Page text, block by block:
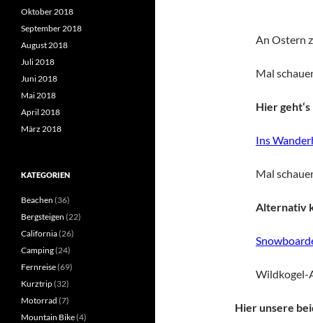
An Ostern
Mal
Hier geht‘s
Ins
Mal
Alternativ
Wildkogel-
Hier unsere
Oktober 2018
September 2018
August 2018
Juli 2018
Juni 2018
Mai 2018
April 2018
März 2018
KATEGORIEN
Beachen (36)
Bergsteigen (22)
California(26)
Camping(24)
Fernreise(69)
Kurztrip(32)
Motorrad (7)
Mountain Bike(4)